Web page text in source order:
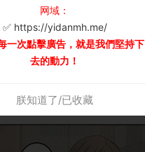
网域：
✅ https://yidanmh.me/
一次點擊廣告，就是我們堅持下
去的動力！
朕知道了/已收藏